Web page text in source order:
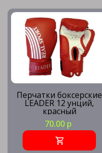
Перчатки боксерские
LEADER 12 унций,
красный
70.00 р